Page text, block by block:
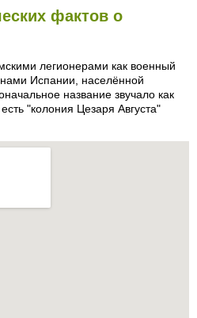
фактов о
легионерами как военный
Испании, населённой
название звучало как
"колония Цезаря Августа"